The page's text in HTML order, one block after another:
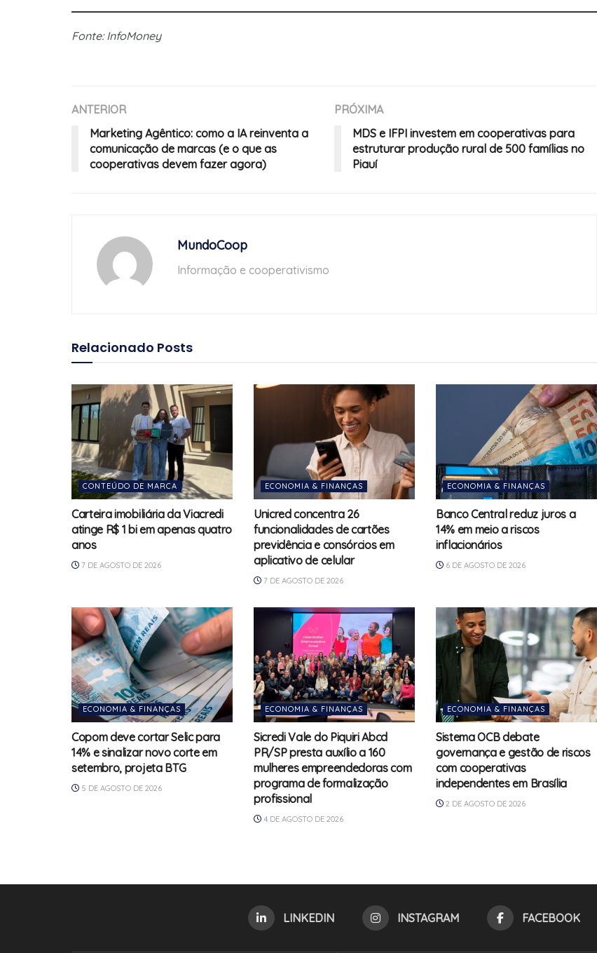
Fonte: InfoMoney
ANTERIOR
Marketing Agêntico: como a IA reinventa a
comunicação de marcas (e o que as
cooperativas devem fazer agora)
PRÓXIMA
MDS e IFPI investem em cooperativas para
estruturar produção rural de 500 famílias no
Piauí
MundoCoop
Informação e cooperativismo
Relacionado Posts
CONTEÚDO DE MARCA
Carteira imobiliária da Viacredi
atinge R$ 1 bi em apenas quatro
anos
7 DE AGOSTO DE 2026
ECONOMIA & FINANÇAS
Unicred concentra 26
funcionalidades de cartões
previdência e consórcios em
aplicativo de celular
7 DE AGOSTO DE 2026
ECONOMIA & FINANÇAS
Banco Central reduz juros a
14% em meio a riscos
inflacionários
6 DE AGOSTO DE 2026
ECONOMIA & FINANÇAS
Copom deve cortar Selic para
14% e sinalizar novo corte em
setembro, projeta BTG
5 DE AGOSTO DE 2026
ECONOMIA & FINANÇAS
Sicredi Vale do Piquiri Abcd
PR/SP presta auxílio a 160
mulheres empreendedoras com
programa de formalização
profissional
4 DE AGOSTO DE 2026
ECONOMIA & FINANÇAS
Sistema OCB debate
governança e gestão de riscos
com cooperativas
independentes em Brasília
2 DE AGOSTO DE 2026
LINKEDIN INSTAGRAM FACEBOOK